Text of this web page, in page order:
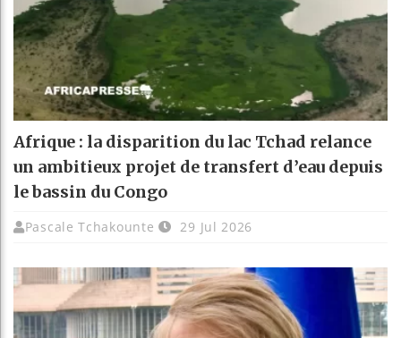
Afrique : la disparition du lac Tchad relance
un ambitieux projet de transfert d’eau depuis
le bassin du Congo
Pascale Tchakounte 29 Jul 2026